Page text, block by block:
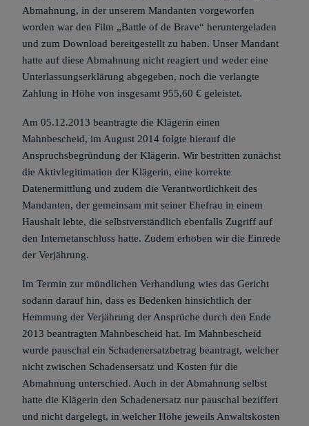
Abmahnung, in der unserem Mandanten vorgeworfen
worden war den Film „Battle of de Brave“ heruntergeladen
und zum Download bereitgestellt zu haben. Unser Mandant
hatte auf diese Abmahnung nicht reagiert und weder eine
Unterlassungserklärung abgegeben, noch die verlangte
Zahlung in Höhe von insgesamt 955,60 € geleistet.
Am 05.12.2013 beantragte die Klägerin einen
Mahnbescheid, im August 2014 folgte hierauf die
Anspruchsbegründung der Klägerin. Wir bestritten zunächst
die Aktivlegitimation der Klägerin, eine korrekte
Datenermittlung und zudem die Verantwortlichkeit des
Mandanten, der gemeinsam mit seiner Ehefrau in einem
Haushalt lebte, die selbstverständlich ebenfalls Zugriff auf
den Internetanschluss hatte. Zudem erhoben wir die Einrede
der Verjährung.
Im Termin zur mündlichen Verhandlung wies das Gericht
sodann darauf hin, dass es Bedenken hinsichtlich der
Hemmung der Verjährung der Ansprüche durch den Ende
2013 beantragten Mahnbescheid hat. Im Mahnbescheid
wurde pauschal ein Schadenersatzbetrag beantragt, welcher
nicht zwischen Schadensersatz und Kosten für die
Abmahnung unterschied. Auch in der Abmahnung selbst
hatte die Klägerin den Schadenersatz nur pauschal beziffert
und nicht dargelegt, in welcher Höhe jeweils Anwaltskosten